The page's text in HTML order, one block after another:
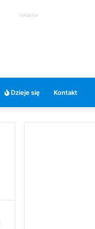
reklama
Dzieje się Kontakt